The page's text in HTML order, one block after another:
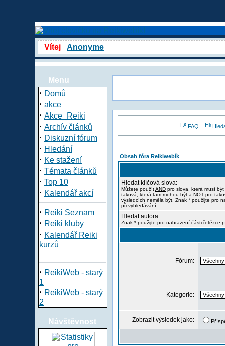
Vítej Anonyme
Menu
· Domů
· akce
· Akce_Reiki
· Archív článků
· Diskuzní fórum
· Hledání
· Ke stažení
· Témata článků
· Top 10
· Kalendář akcí
· Reiki Seznam
· Reiki kluby
· Kalendář Reiki
kurzů
· ReikiWeb - starý
1
· ReikiWeb - starý
2
Návštěvnost
FAQ
Obsah fóra Reikiwebík
Hledat klíčová slova:
Můžete použítAND pro slova, která musí
taková, která tam mohou být a NOT pro
výsledcích neměla být. Znak * použijte pro
při vyhledávání.
Hledat autora:
Znak * použijte pro nahrazení části řetězce
Fórum:
Kategorie:
Zobrazit výsledek jako: